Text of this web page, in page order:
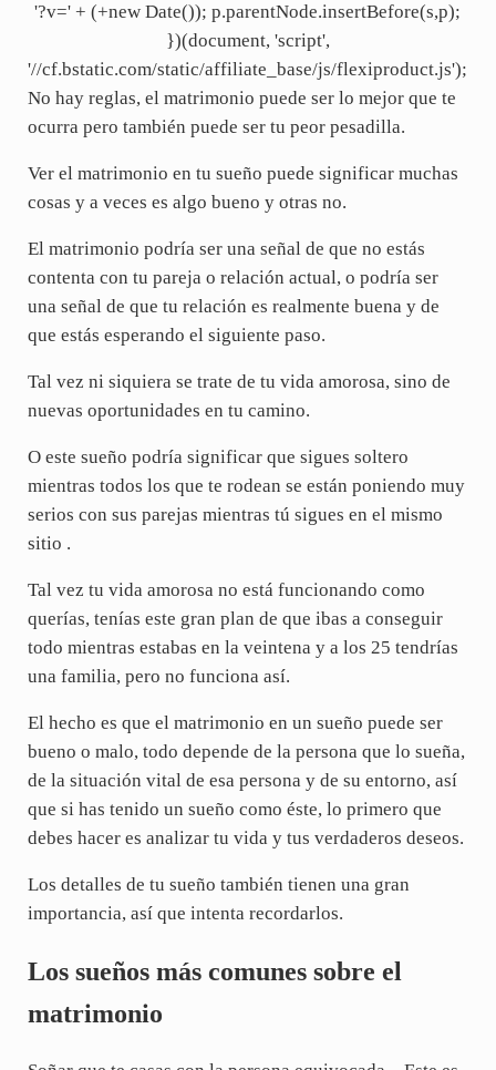
'?v=' + (+new Date()); p.parentNode.insertBefore(s,p);
})(document, 'script',
'//cf.bstatic.com/static/affiliate_base/js/flexiproduct.js');
No hay reglas, el matrimonio puede ser lo mejor que te
ocurra pero también puede ser tu peor pesadilla.
Ver el matrimonio en tu sueño puede significar muchas
cosas y a veces es algo bueno y otras no.
El matrimonio podría ser una señal de que no estás
contenta con tu pareja o relación actual, o podría ser
una señal de que tu relación es realmente buena y de
que estás esperando el siguiente paso.
Tal vez ni siquiera se trate de tu vida amorosa, sino de
nuevas oportunidades en tu camino.
O este sueño podría significar que sigues soltero
mientras todos los que te rodean se están poniendo muy
serios con sus parejas mientras tú sigues en el mismo
sitio .
Tal vez tu vida amorosa no está funcionando como
querías, tenías este gran plan de que ibas a conseguir
todo mientras estabas en la veintena y a los 25 tendrías
una familia, pero no funciona así.
El hecho es que el matrimonio en un sueño puede ser
bueno o malo, todo depende de la persona que lo sueña,
de la situación vital de esa persona y de su entorno, así
que si has tenido un sueño como éste, lo primero que
debes hacer es analizar tu vida y tus verdaderos deseos.
Los detalles de tu sueño también tienen una gran
importancia, así que intenta recordarlos.
Los sueños más comunes sobre el
matrimonio